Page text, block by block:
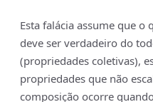
Esta falácia assume que o
deve ser verdadeiro do
(propriedades coletivas),
propriedades que não
composição ocorre